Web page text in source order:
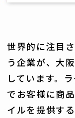
世界的に注目
う企業が、大
しています。
でお客様に商
イルを提供す